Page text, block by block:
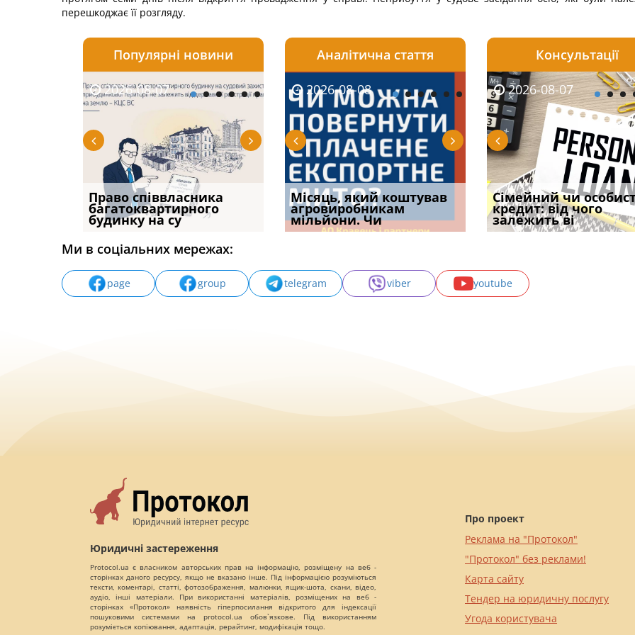
перешкоджає її розгляду.
Популярні новини
2026-08-07
Право співвласника
багатоквартирного
будинку на су
2026-08-06
Якщо суд встановив для
відшкодування шкоди
наявніс
2026-08-06
Документи, на яких не
проставляється
апостиль: пер
Аналітична стаття
2026-08-03
ФУНДАМЕНТАЛЬНА
ПРОБЛЕМА «СУДОВОЇ
ПРАКТИКИ», АБО ПР
2026-08-08
Місяць, який коштував
агровиробникам
мільйони. Чи
2026-08-07
Огляд практики ВС від
Ростислава Кравця, що
опублі
Консультації
2026-08-05
Чи потрібна ФОП
печатка у 2026 році:
правила засто
2026-08-07
Сімейний чи
кредит: від чого
залежить ві
2026-07-30
Восьмий ААС
підтвердив, що
може скас
Ми в соціальних мережах:
page group telegram viber youtube
Юридичні застереження
Protocol.ua є власником авторських прав на інформацію, розміщену на веб -
сторінках даного ресурсу, якщо не вказано інше. Під інформацією розуміються
тексти, коментарі, статті, фотозображення, малюнки, ящик-шота, скани, відео,
аудіо, інші матеріали. При використанні матеріалів, розміщених на веб -
сторінках «Протокол» наявність гіперпосилання відкритого для індексації
пошуковими системами на protocol.ua обов`язкове. Під використанням
розуміється копіювання, адаптація, рерайтинг, модифікація тощо.
Про проект
Реклама на "Протокол"
"Протокол" без реклами!
Карта сайту
Тендер на юридичну послугу
Угода користувача